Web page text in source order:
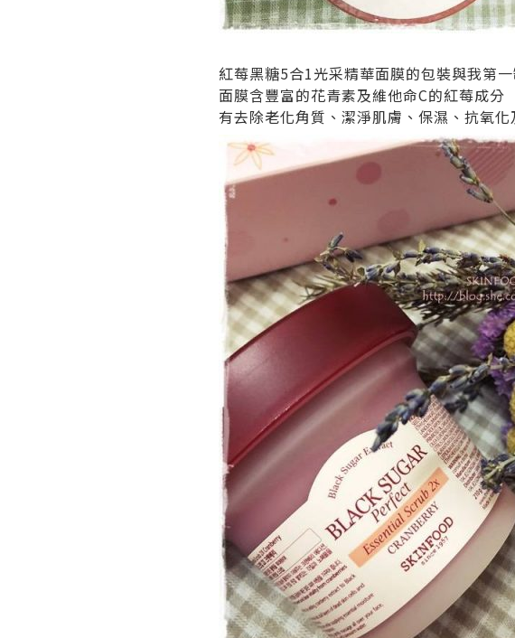
紅莓黑糖5合1光采精華面膜的包裝與我第
面膜含豐富的花青素及維他命C的紅莓成分
有去除老化角質、潔淨肌膚、保濕、抗氧